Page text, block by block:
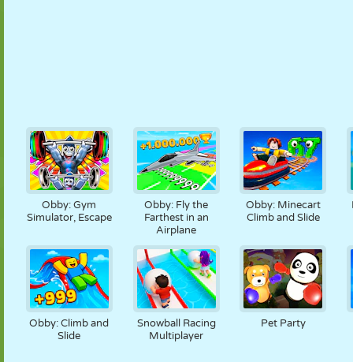
Obby: Gym
Simulator, Escape
Obby: Fly the
Farthest in an
Airplane
Obby: Minecart
Climb and Slide
Obby: Climb and
Slide
Snowball Racing
Multiplayer
Pet Party